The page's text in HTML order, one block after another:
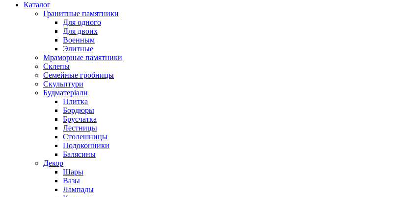
Каталог
Гранитные памятники
Для одного
Для двоих
Военным
Элитные
Мраморные памятники
Склепы
Семейные гробницы
Скульптури
Будматеріали
Плитка
Бордюры
Брусчатка
Лестницы
Столешницы
Подоконники
Балясины
Декор
Шары
Вазы
Лампады